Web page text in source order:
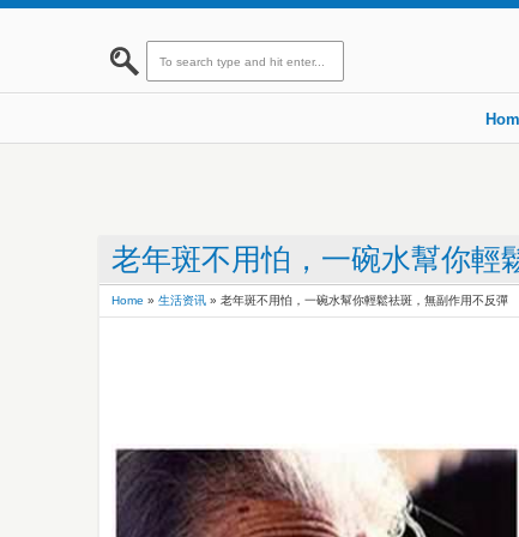
老年斑不用怕，一碗水幫你輕
Home » 生活资讯 » 老年斑不用怕，一碗水幫你輕鬆祛斑，無副作用不反彈